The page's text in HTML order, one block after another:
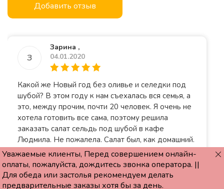
Добавить отзыв
З
Зарина ,
04.01.2020
Какой же Новый год без оливье и селедки под
шубой? В этом году к нам съехалась вся семья, а
это, между прочим, почти 20 человек. Я очень не
хотела готовить все сама, поэтому решила
заказать салат сельдь под шубой в кафе
Людмила. Не пожалела. Салат был, как домашний.
Никто и не заметил, что именно этот салат я не
готовила сама. Спасибо за качество блюд. Цены
меня тоже очень устраивают. Будем заказывать
теперь не только на Новый год!
Уважаемые клиенты, Перед совершением онлайн-
оплаты, пожалуйста, дождитесь звонка оператора. ||
Для обеда или застолья рекомендуем делать
предварительные заказы хотя бы за день.